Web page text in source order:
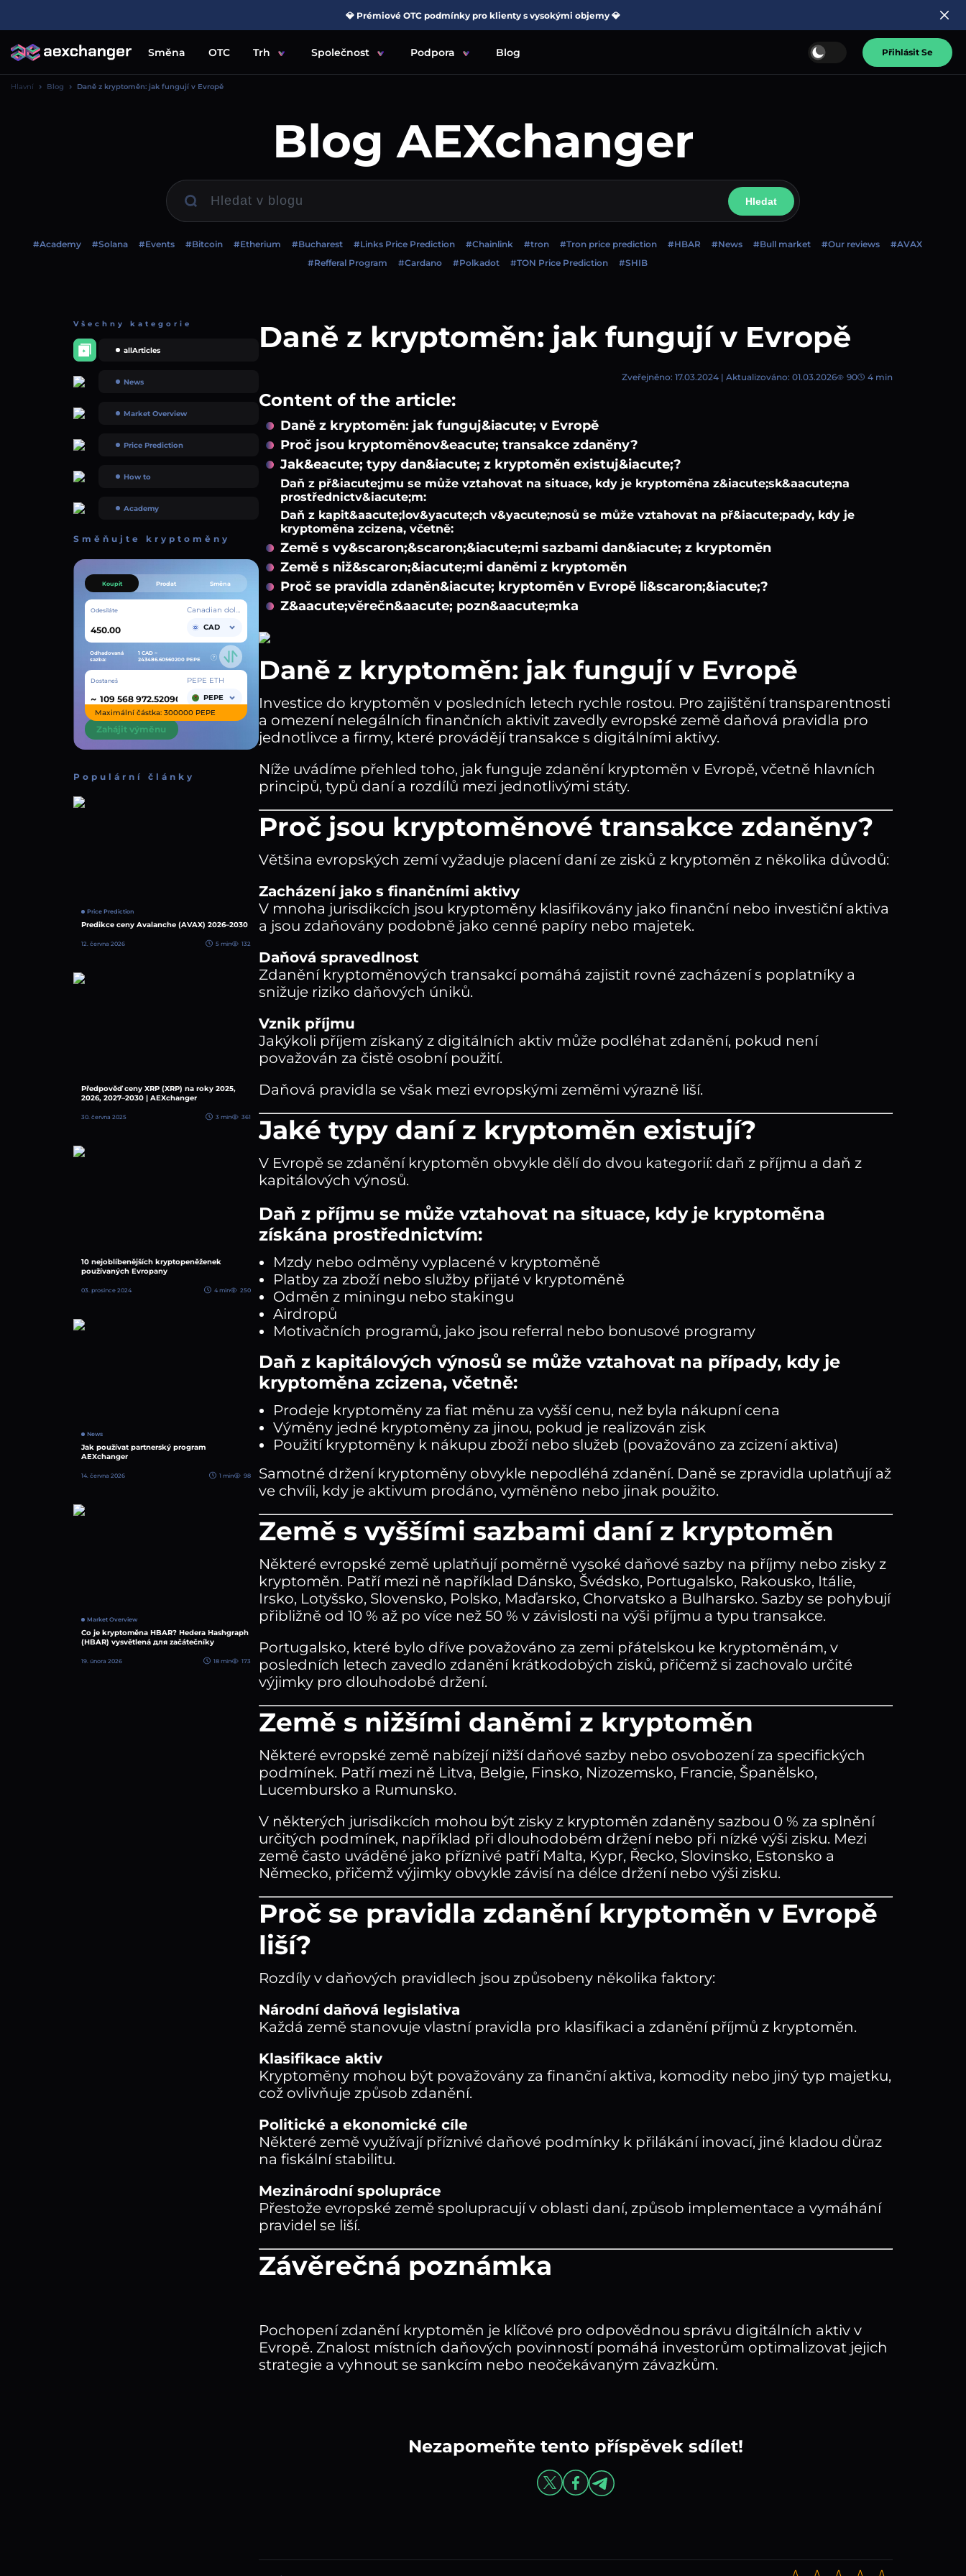
💎 Prémiové OTC podmínky pro klienty s vysokými objemy 💎
Směna OTC Trh Společnost Podpora Blog Přihlásit Se
Hlavní Blog Daně z kryptoměn: jak fungují v Evropě
Blog AEXchanger
Hledat
#Academy #Solana #Events #Bitcoin #Etherium #Bucharest #Links Price Prediction #Chainlink #tron #Tron price prediction #HBAR #News #Bull market #Our reviews
#AVAX
#Refferal Program
#Cardano #Polkadot #TON Price Prediction #SHIB
Všechny kategorie
allArticles
News
Market Overview
Price Prediction
How to
Academy
Směňujte kryptoměny
Koupit Prodat Směna
Odesíláte
Canadian dollar
CAD
Odhadovaná
sazba:
1 CAD ~
243486.60560200 PEPE
Dostaneš
~
PEPE ETH
PEPE
Maximální částka: 300000 PEPE
Zahájit výměnu
Populární články
Price Prediction
Predikce ceny Avalanche (AVAX) 2026–2030
12. června 2026 5 min 132
Předpověď ceny XRP (XRP) na roky 2025,
2026, 2027–2030 | AEXchanger
30. června 2025 3 min 361
10 nejoblíbenějších kryptopeněženek
používaných Evropany
03. prosince 2024 4 min 250
News
Jak používat partnerský program
AEXchanger
14. června 2026 1 min 98
Market Overview
Co je kryptoměna HBAR? Hedera Hashgraph
(HBAR) vysvětlená для začátečníky
19. února 2026 18 min 173
Daně z kryptoměn: jak fungují v Evropě
Zveřejněno: 17.03.2024 | Aktualizováno: 01.03.2026 90 4 min
Content of the article:
Daně z kryptoměn: jak funguj&iacute; v Evropě
Proč jsou kryptoměnov&eacute; transakce zdaněny?
Jak&eacute; typy dan&iacute; z kryptoměn existuj&iacute;?
Daň z př&iacute;jmu se může vztahovat na situace, kdy je kryptoměna z&iacute;sk&aacute;na
prostřednictv&iacute;m:
Daň z kapit&aacute;lov&yacute;ch v&yacute;nosů se může vztahovat na př&iacute;pady, kdy je
kryptoměna zcizena, včetně:
Země s vy&scaron;&scaron;&iacute;mi sazbami dan&iacute; z kryptoměn
Země s niž&scaron;&iacute;mi daněmi z kryptoměn
Proč se pravidla zdaněn&iacute; kryptoměn v Evropě li&scaron;&iacute;?
Z&aacute;věrečn&aacute; pozn&aacute;mka
Daně z kryptoměn: jak fungují v Evropě
Investice do kryptoměn v posledních letech rychle rostou. Pro zajištění transparentnosti
a omezení nelegálních finančních aktivit zavedly evropské země daňová pravidla pro
jednotlivce a firmy, které provádějí transakce s digitálními aktivy.
Níže uvádíme přehled toho, jak funguje zdanění kryptoměn v Evropě, včetně hlavních
principů, typů daní a rozdílů mezi jednotlivými státy.
Proč jsou kryptoměnové transakce zdaněny?
Většina evropských zemí vyžaduje placení daní ze zisků z kryptoměn z několika důvodů:
Zacházení jako s finančními aktivy
V mnoha jurisdikcích jsou kryptoměny klasifikovány jako finanční nebo investiční aktiva
a jsou zdaňovány podobně jako cenné papíry nebo majetek.
Daňová spravedlnost
Zdanění kryptoměnových transakcí pomáhá zajistit rovné zacházení s poplatníky a
snižuje riziko daňových úniků.
Vznik příjmu
Jakýkoli příjem získaný z digitálních aktiv může podléhat zdanění, pokud není
považován za čistě osobní použití.
Daňová pravidla se však mezi evropskými zeměmi výrazně liší.
Jaké typy daní z kryptoměn existují?
V Evropě se zdanění kryptoměn obvykle dělí do dvou kategorií: daň z příjmu a daň z
kapitálových výnosů.
Daň z příjmu se může vztahovat na situace, kdy je kryptoměna
získána prostřednictvím:
Mzdy nebo odměny vyplacené v kryptoměně
Platby za zboží nebo služby přijaté v kryptoměně
Odměn z miningu nebo stakingu
Airdropů
Motivačních programů, jako jsou referral nebo bonusové programy
Daň z kapitálových výnosů se může vztahovat na případy, kdy je
kryptoměna zcizena, včetně:
Prodeje kryptoměny za fiat měnu za vyšší cenu, než byla nákupní cena
Výměny jedné kryptoměny za jinou, pokud je realizován zisk
Použití kryptoměny k nákupu zboží nebo služeb (považováno za zcizení aktiva)
Samotné držení kryptoměny obvykle nepodléhá zdanění. Daně se zpravidla uplatňují až
ve chvíli, kdy je aktivum prodáno, vyměněno nebo jinak použito.
Země s vyššími sazbami daní z kryptoměn
Některé evropské země uplatňují poměrně vysoké daňové sazby na příjmy nebo zisky z
kryptoměn. Patří mezi ně například Dánsko, Švédsko, Portugalsko, Rakousko, Itálie,
Irsko, Lotyšsko, Slovensko, Polsko, Maďarsko, Chorvatsko a Bulharsko. Sazby se pohybují
přibližně od 10 % až po více než 50 % v závislosti na výši příjmu a typu transakce.
Portugalsko, které bylo dříve považováno za zemi přátelskou ke kryptoměnám, v
posledních letech zavedlo zdanění krátkodobých zisků, přičemž si zachovalo určité
výjimky pro dlouhodobé držení.
Země s nižšími daněmi z kryptoměn
Některé evropské země nabízejí nižší daňové sazby nebo osvobození za specifických
podmínek. Patří mezi ně Litva, Belgie, Finsko, Nizozemsko, Francie, Španělsko,
Lucembursko a Rumunsko.
V některých jurisdikcích mohou být zisky z kryptoměn zdaněny sazbou 0 % za splnění
určitých podmínek, například při dlouhodobém držení nebo při nízké výši zisku. Mezi
země často uváděné jako příznivé patří Malta, Kypr, Řecko, Slovinsko, Estonsko a
Německo, přičemž výjimky obvykle závisí na délce držení nebo výši zisku.
Proč se pravidla zdanění kryptoměn v Evropě
liší?
Rozdíly v daňových pravidlech jsou způsobeny několika faktory:
Národní daňová legislativa
Každá země stanovuje vlastní pravidla pro klasifikaci a zdanění příjmů z kryptoměn.
Klasifikace aktiv
Kryptoměny mohou být považovány za finanční aktiva, komodity nebo jiný typ majetku,
což ovlivňuje způsob zdanění.
Politické a ekonomické cíle
Některé země využívají příznivé daňové podmínky k přilákání inovací, jiné kladou důraz
na fiskální stabilitu.
Mezinárodní spolupráce
Přestože evropské země spolupracují v oblasti daní, způsob implementace a vymáhání
pravidel se liší.
Závěrečná poznámka
Pochopení zdanění kryptoměn je klíčové pro odpovědnou správu digitálních aktiv v
Evropě. Znalost místních daňových povinností pomáhá investorům optimalizovat jejich
strategie a vyhnout se sankcím nebo neočekávaným závazkům.
Nezapomeňte tento příspěvek sdílet!